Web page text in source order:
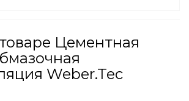
Цементная
Weber.Tec